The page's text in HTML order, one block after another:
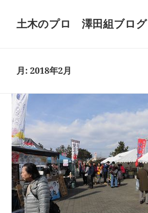
土木のプロ 澤田組ブログ
月:2018年2月